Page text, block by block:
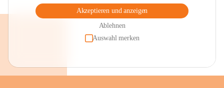
Akzeptieren und anzeigen
Ablehnen
Auswahl merken